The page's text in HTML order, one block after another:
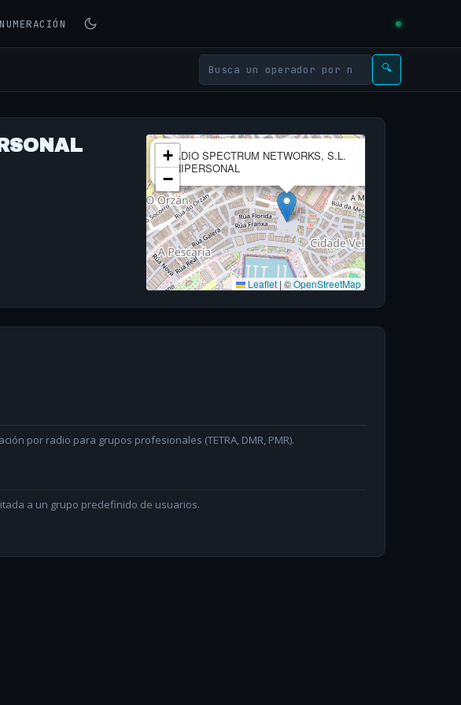
NUMERACIÓN
🔍
RADIO SPECTRUM NETWORKS, S.L.
UNIPERSONAL
+
−
Leaflet | ©OpenStreetMap
por radio para grupos profesionales (TETRA, DMR, PMR).
a un grupo predefinido de usuarios.